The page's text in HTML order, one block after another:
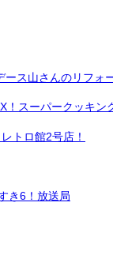
ース山さんのリフォ
！スーパークッキン
トロ館2号店！
き6！放送局